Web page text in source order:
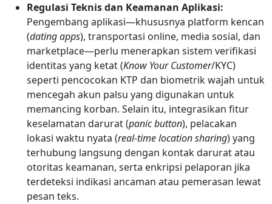
Regulasi Teknis dan Keamanan Aplikasi:
Pengembang aplikasi—khususnya platform kencan
(dating apps), transportasi online, media sosial, dan
marketplace—perlu menerapkan sistem verifikasi
identitas yang ketat (Know Your Customer/KYC)
seperti pencocokan KTP dan biometrik wajah untuk
mencegah akun palsu yang digunakan untuk
memancing korban. Selain itu, integrasikan fitur
keselamatan darurat (panic button), pelacakan
lokasi waktu nyata (real-time location sharing) yang
terhubung langsung dengan kontak darurat atau
otoritas keamanan, serta enkripsi pelaporan jika
terdeteksi indikasi ancaman atau pemerasan lewat
pesan teks.